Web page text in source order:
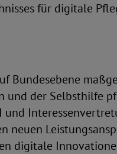
für digitale
Bundesebene
und der Selbsthilfe
und
neuen
digitale